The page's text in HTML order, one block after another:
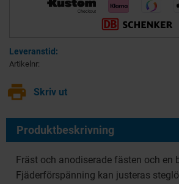
Artikelnr
print Skriv ut
Produktbeskrivning
Fräst och anodiserade fästen och en
Fjäderförspänning kan justeras